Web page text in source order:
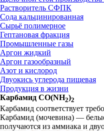
Растворитель СФПК
Сода кальцинированная
Сырьё полимерное
Гептановая фракция
Промышленные газы
Аргон жидкий
Аргон газообразный
Азот и кислород
Двуокись углерода пищевая
Продукция в жизни
Карбамид CO(NH2)2
Карбамид соответствует
Карбамид (мочевина) —
получаются из аммиака и